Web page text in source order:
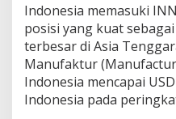
Indonesia memasuki
posisi yang kuat
terbesar di Asia
Manufaktur
Indonesia mencapai
Indonesia pada